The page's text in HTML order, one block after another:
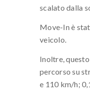
scalato dalla
Move-In è
veicolo.
Inoltre,
percorso su
e 110 km/h;